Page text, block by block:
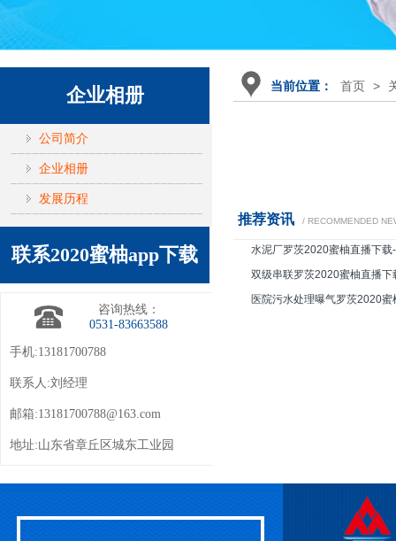
当前位置： 首页 >
推荐资讯 / RECOMMENDED
水泥厂罗茨2020蜜柚直播下
蜜柚直播下载气力输送脱硫
双级串联罗茨2020蜜柚直播下
是什么？
医院污水处理曝气罗茨2020
企业相册
公司简介
企业相册
发展历程
联系2020蜜柚app下载
咨询热线：
0531-83663588
手机:13181700788
联系人:刘经理
邮箱:13181700788@163.com
地址:山东省章丘区城东工业园